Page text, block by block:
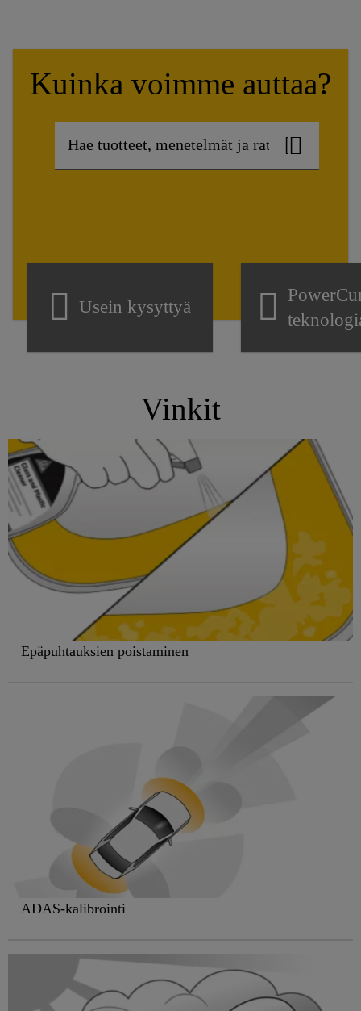
Kuinka voimme auttaa?
Usein kysyttyä
Vinkit
Epäpuhtauksien poistaminen
ADAS-kalibrointi